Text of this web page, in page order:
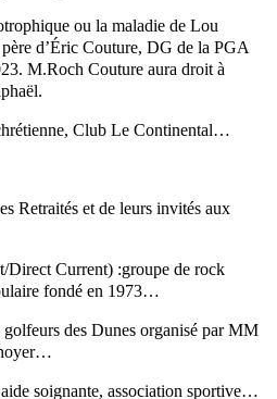
ou la maladie de Lou
d’Éric Couture, DG de la PGA
M.Roch Couture aura droit à
Club Le Continental…
Retraités et de leurs invités aux
Current) :groupe de rock
fondé en 1973…
des Dunes organisé par MM
soignante, association sportive…